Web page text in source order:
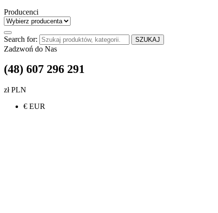
Producenci
Search for: SZUKAJ
Zadzwoń do Nas
(48) 607 296 291
zł PLN
€ EUR